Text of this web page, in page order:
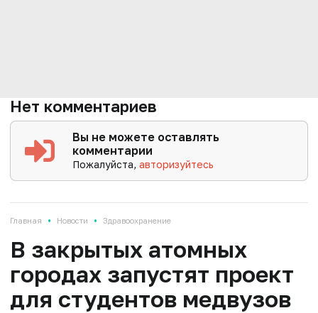
Нет комментариев
Вы не можете оставлять
комментарии
Пожалуйста,авторизуйтесь
Главная • Новости • Здравоохранение
В закрытых атомных
городах запустят проект
для студентов медвузов